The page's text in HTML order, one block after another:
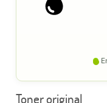
Toner original